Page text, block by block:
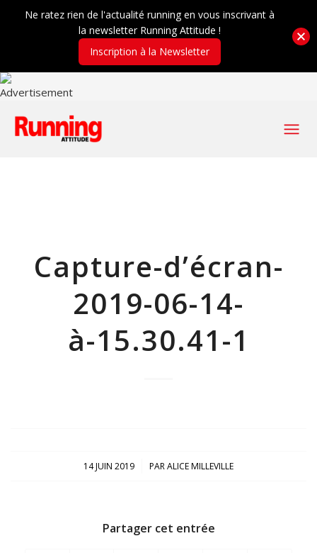
Capture-d’écran-
2019-06-14-
à-15.30.41-1
14 JUIN 2019
/ PARALICE MILLEVILLE
Partager cet entrée
Ne ratez rien de l'actualité running en vous inscrivant à
la newsletter Running Attitude !
Inscription à la Newsletter